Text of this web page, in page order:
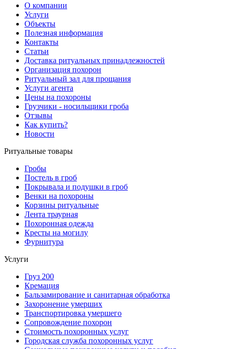
О компании
Услуги
Объекты
Полезная информация
Контакты
Статьи
Доставка ритуальных принадлежностей
Организация похорон
Ритуальный зал для прощания
Услуги агента
Цены на похороны
Грузчики - носильщики гроба
Отзывы
Как купить?
Новости
Ритуальные товары
Гробы
Постель в гроб
Покрывала и подушки в гроб
Венки на похороны
Корзины ритуальные
Лента траурная
Похоронная одежда
Кресты на могилу
Фурнитура
Услуги
Груз 200
Кремация
Бальзамирование и санитарная обработка
Захоронение умерших
Транспортировка умершего
Сопровождение похорон
Стоимость похоронных услуг
Городская служба похоронных услуг